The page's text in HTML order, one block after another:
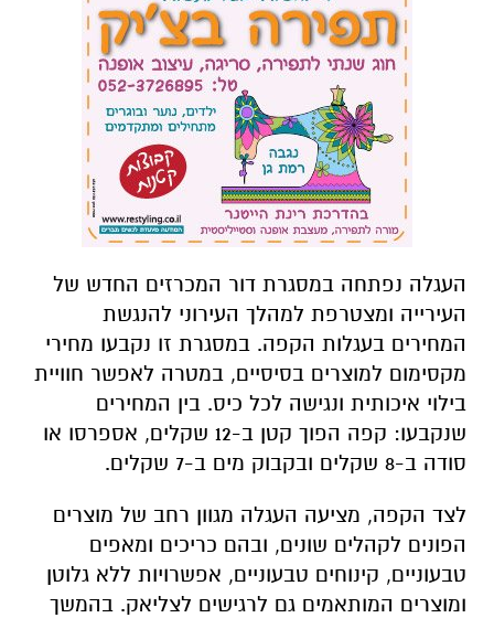
העגלה נפתחה במסגרת דור המכרזים החדש של
העירייה ומצטרפת למהלך העירוני להנגשת
המחירים בעגלות הקפה. במסגרת זו נקבעו מחירי
מקסימום למוצרים בסיסיים, במטרה לאפשר חוויית
בילוי איכותית ונגישה לכל כיס. בין המחירים
שנקבעו: קפה הפוך קטן ב-12 שקלים, אספרסו או
סודה ב-8 שקלים ובקבוק מים ב-7 שקלים.
לצד הקפה, מציעה העגלה מגוון רחב של מוצרים
הפונים לקהלים שונים, ובהם כריכים ומאפים
טבעוניים, קינוחים טבעוניים, אפשרויות ללא גלוטן
ומוצרים המותאמים גם לרגישים לצליאק. בהמשך